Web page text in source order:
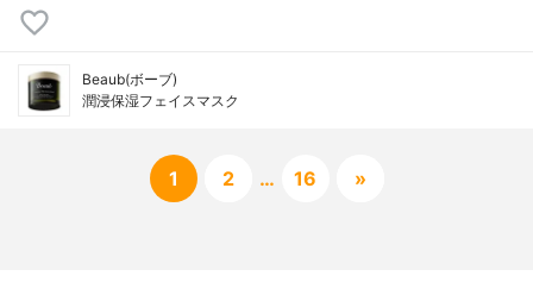
Beaub(ボーブ)
潤浸保湿フェイスマスク
1 2 … 16 »